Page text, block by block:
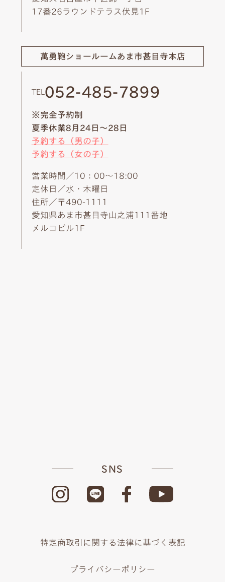
17番26ラウンドテラス伏見1F
萬勇鞄ショールームあま市甚目寺本店
TEL 052-485-7899
※完全予約制
夏季休業8月24日～28日
予約する（男の子）
予約する（女の子）
営業時間／10：00～18:00
定休日／水・木曜日
住所／〒490-1111
愛知県あま市甚目寺山之浦111番地
メルコビル1F
SNS
特定商取引に関する法律に基づく表記
プライバシーポリシー